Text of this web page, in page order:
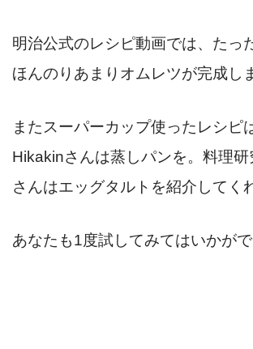
明治公式のレシピ動画では、たっ
ほんのりあまりオムレツが完成し
またスーパーカップ使ったレシピ
Hikakinさんは蒸しパンを。料理研
さんはエッグタルトを紹介してく
あなたも1度試してみてはいかが